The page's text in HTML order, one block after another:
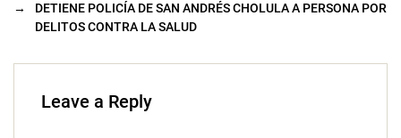
→
DETIENE POLICÍA DE SAN ANDRÉS CHOLULA A PERSONA POR
DELITOS CONTRA LA SALUD
Leave a Reply